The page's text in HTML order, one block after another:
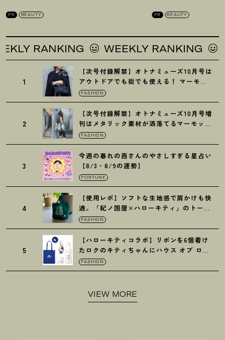
PR BEAUTY PR BEAUTY
RANKING WEEKLY RANKING
1
【次号付録解禁】オトナミューズ10月号は
アウトドアでも街でも使える ！ マーモッ
トの黒ショルダー
FASHION
2
【次号付録解禁】オトナミューズ10月号増
刊はメタリック素材が洒落てるマーモット
の保冷バッグ
FASHION
3
今週の暮れの酉さんのやさしすぎる星占い
【8/3‐8/9の運勢】
FORTUNE
4
【使用レポ】ソフトな生地感で肩かけも快
適。「紀ノ国屋×ハローキティ」のトート
がガシガシ使えて最高です
FASHION
5
【ハローキティコラボ】リボンを6個着け
たロクのキティちゃんにハウス オブ ロー
ゼの限定パケも
FASHION
VIEW MORE